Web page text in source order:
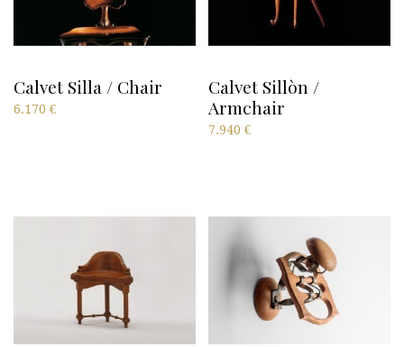
Calvet Silla / Chair
6.170 €
Calvet Sillòn /
Armchair
7.940 €